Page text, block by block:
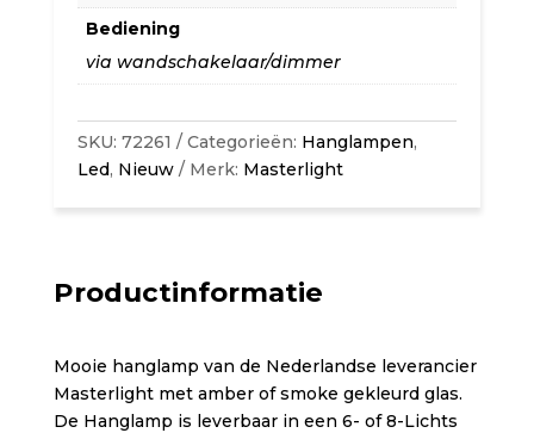
Bediening
via wandschakelaar/dimmer
SKU: 72261 Categorieën: Hanglampen,
Led, Nieuw Merk: Masterlight
Productinformatie
Mooie hanglamp van de Nederlandse leverancier
Masterlight met amber of smoke gekleurd glas.
De Hanglamp is leverbaar in een 6- of 8-Lichts